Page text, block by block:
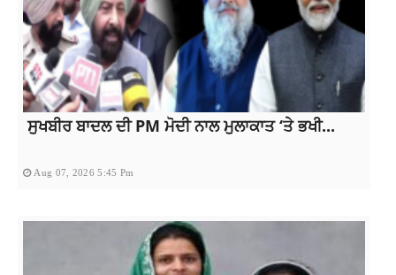
ਸੁਖਬੀਰ ਬਾਦਲ ਦੀ PM ਮੋਦੀ ਨਾਲ ਮੁਲਾਕਾਤ ‘ਤੇ ਭਖੀ...
Aug 07, 2026 5:45 Pm